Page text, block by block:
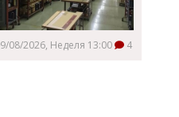
08/2026, Неделя 13:00 4